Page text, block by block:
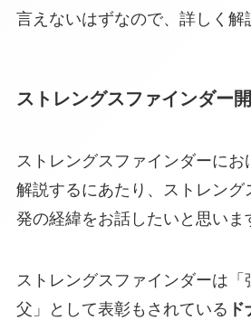
言えないはずなので、詳しく解
ストレングスファインダー
ストレングスファインダーにお
解説するにあたり、ストレング
発の経緯をお話したいと思いま
ストレングスファインダーは「
父」として表彰もされている